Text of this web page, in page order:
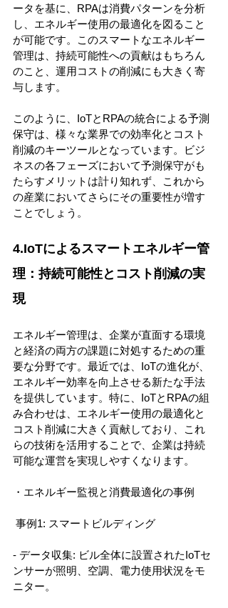
ータを基に、RPAは消費パターンを分析
し、エネルギー使用の最適化を図ること
が可能です。このスマートなエネルギー
管理は、持続可能性への貢献はもちろん
のこと、運用コストの削減にも大きく寄
与します。
このように、IoTとRPAの統合による予測
保守は、様々な業界での効率化とコスト
削減のキーツールとなっています。ビジ
ネスの各フェーズにおいて予測保守がも
たらすメリットは計り知れず、これから
の産業においてさらにその重要性が増す
ことでしょう。
4.IoTによるスマートエネルギー管
理：持続可能性とコスト削減の実
現
エネルギー管理は、企業が直面する環境
と経済の両方の課題に対処するための重
要な分野です。最近では、IoTの進化が、
エネルギー効率を向上させる新たな手法
を提供しています。特に、IoTとRPAの組
み合わせは、エネルギー使用の最適化と
コスト削減に大きく貢献しており、これ
らの技術を活用することで、企業は持続
可能な運営を実現しやすくなります。
・エネルギー監視と消費最適化の事例
事例1: スマートビルディング
- データ収集: ビル全体に設置されたIoTセ
ンサーが照明、空調、電力使用状況をモ
ニター。